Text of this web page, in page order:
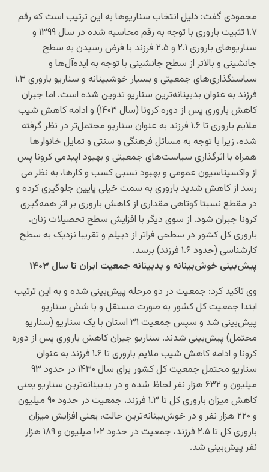
محمودی گفت: دلیل انتخاب سناریو‌ها به این ترتیب است که رقم
۱.۷ تثبیت باروری با توجه به رقم محاسبه شده در سال ۱۳۹۹ و
سناریو‌های باروری ۲.۱ و ۲.۵ فرزند با فرض رسیدن به سطح
جانشینی و بالاتر از سطح جانشینی با توجه به ایده‌آل‌ها و
سیاستگذاری‌های جمعیتی و بسیار خوشبینانه و سناریو باروری ۱.۳
فرزند به عنوان بدبینانه‌ترین سناریو تدوین شده است. اما جبران
کاهش باروری پس از دوره کرونا (سال ۱۴۰۳) و ادامه کاهش شیب
ملایم باروری تا ۱.۶ فرزند به عنوان سناریو محتمل‌تر در نظر گرفته
شده، زیرا با توجه به مسائل فرهنگی و سنتی و تمایل خانوار‌ها
همراه با اثرگذاری سیاست‌های جمعیتی و بهبود اپیدمی کرونا پس
از واکسیناسیون عمومی و بهبود نسبی کسب و کارها، به نظر می­‌
رسد از کاهش شدید باروری به سمت خیلی پایین جلوگیری کرده و
در مقطع نسبتا کوتاهی مقداری از کاهش باروری بر اثر همه‌گیری
کرونا جبران شود. از سوی دیگر با افزایش سطح تحصیلات زنان،
باروری کل کشور در سطحی فراتر از دیپلم و تقریبا نزدیک به سطح
کارشناسی (حدود ۱.۶ فرزند) برسد.
پیش‌بینی خوش‌بینانه و بدبینانه جمعیت ایران تا سال ۱۴۰۳
وی تاکید کرد: جمعیت در دو مرحله پیش‌بینی شده و به این ترتیب
ابتدا جمعیت کل کشور به صورت مستقل و با شش سناریو
پیش‌بینی شد و سپس جمعیت ۳۱ استان با یک سناریو (سناریو
محتمل) پیش‌بینی شدند. سناریو جبران کاهش باروری پس از دوره
کرونا و ادامه کاهش شیب ملایم باروری تا ۱.۶ فرزند به عنوان
سناریو محتمل جمعیت کل کشور برای سال ۱۴۳۰ در حدود ۹۳
میلیون و ۶۳۲ هزار نفر لحاظ شده و در بدبینانه‌ترین سناریو یعنی
کاهش میزان باروری کل تا ۱.۳ فرزند، جمعیت در حدود ۹۰ میلیون
و ۲۲۰ هزار نفر و در خوش‌بینانه‌ترین حالت، یعنی افزایش میزان
باروری کل تا ۲.۵ فرزند، جمعیت در حدود ۱۰۲ میلیون و ۱۸۹ هزار
نفر پیش‌بینی شد.